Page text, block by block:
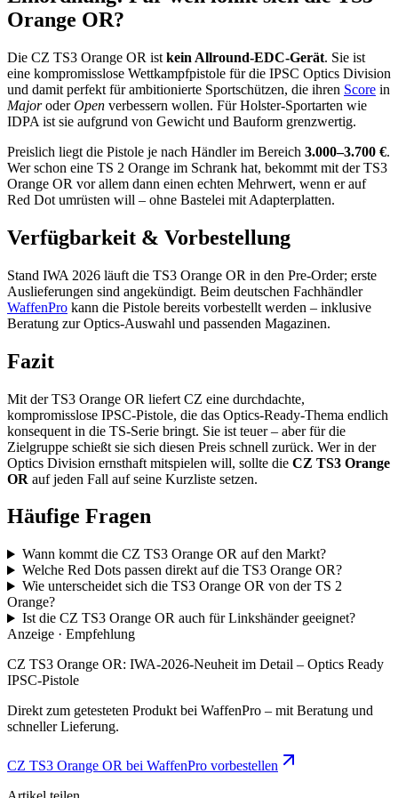
Orange OR?
Die CZ TS3 Orange OR ist kein Allround-EDC-Gerät. Sie ist
eine kompromisslose Wettkampfpistole für die IPSC Optics Division
und damit perfekt für ambitionierte Sportschützen, die ihren Score in
MajoroderOpen verbessern wollen. Für Holster-Sportarten wie
IDPA ist sie aufgrund von Gewicht und Bauform grenzwertig.
Preislich liegt die Pistole je nach Händler im Bereich 3.000–3.700 €.
Wer schon eine TS 2 Orange im Schrank hat, bekommt mit der TS3
Orange OR vor allem dann einen echten Mehrwert, wenn er auf
Red Dot umrüsten will – ohne Bastelei mit Adapterplatten.
Verfügbarkeit & Vorbestellung
Stand IWA 2026 läuft die TS3 Orange OR in den Pre-Order; erste
Auslieferungen sind angekündigt. Beim deutschen Fachhändler
WaffenPro kann die Pistole bereits vorbestellt werden – inklusive
Beratung zur Optics-Auswahl und passenden Magazinen.
Fazit
Mit der TS3 Orange OR liefert CZ eine durchdachte,
kompromisslose IPSC-Pistole, die das Optics-Ready-Thema endlich
konsequent in die TS-Serie bringt. Sie ist teuer – aber für die
Zielgruppe schießt sie sich diesen Preis schnell zurück. Wer in der
Optics Division ernsthaft mitspielen will, sollte die CZ TS3 Orange
OR auf jeden Fall auf seine Kurzliste setzen.
Häufige Fragen
Wann kommt die CZ TS3 Orange OR auf den Markt?
Welche Red Dots passen direkt auf die TS3 Orange OR?
Wie unterscheidet sich die TS3 Orange OR von der TS 2
Orange?
Ist die CZ TS3 Orange OR auch für Linkshänder geeignet?
Anzeige · Empfehlung
CZ TS3 Orange OR: IWA-2026-Neuheit im Detail – Optics Ready
IPSC-Pistole
Direkt zum getesteten Produkt bei WaffenPro – mit Beratung und
schneller Lieferung.
CZ TS3 Orange OR bei WaffenPro vorbestellen